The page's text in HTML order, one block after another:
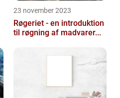
23 november 2023
Røgeriet - en introduktion
til røgning af madvarer...